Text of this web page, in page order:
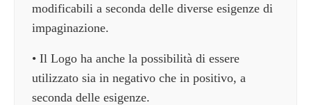
modificabili a seconda delle diverse esigenze di
impaginazione.
• Il Logo ha anche la possibilità di essere
utilizzato sia in negativo che in positivo, a
seconda delle esigenze.